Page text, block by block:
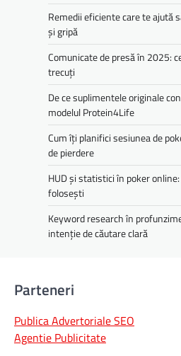
Remedii eficiente care te ajută
și gripă
Comunicate de presă în 2025:
trecuți
De ce suplimentele originale
modelul Protein4Life
Cum îți planifici sesiunea de
de pierdere
HUD și statistici în poker
folosești
Keyword research în
intenție de căutare clară
Parteneri
Publica Advertoriale SEO
Agentie Publicitate